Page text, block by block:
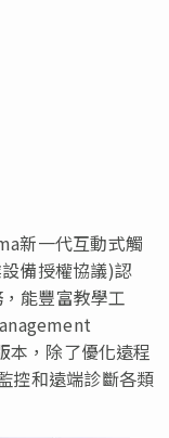
新一代互動式觸
備授權協議)認
能豐富教學工
本，除了優化遠程
控和遠端診斷各類